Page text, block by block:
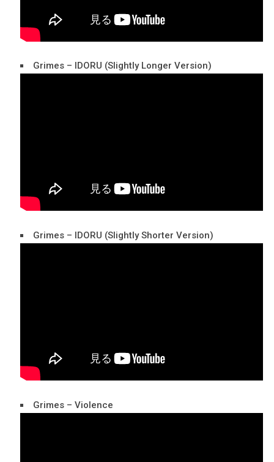
Grimes – IDORU (Slightly Longer Version)
Grimes – IDORU (Slightly Shorter Version)
Grimes – Violence